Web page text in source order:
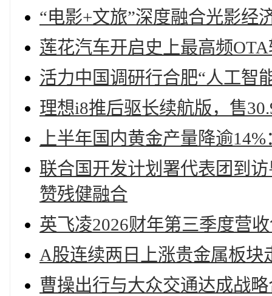
“电影+文旅”深度融合光影经
莲花汽车开启史上最高频
活力中国调研行合肥“人工智
理想i8推后驱长续航版，售
上半年国内黄金产量降逾
联合国开发计划署代表团到
赞残健融合
英飞凌2026财年第三季度营
A股连续两日上涨贵金属板块
曹操出行与大众交通达成战